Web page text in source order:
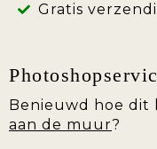
Gratis
Benieuwd hoe dit
aan de muur?